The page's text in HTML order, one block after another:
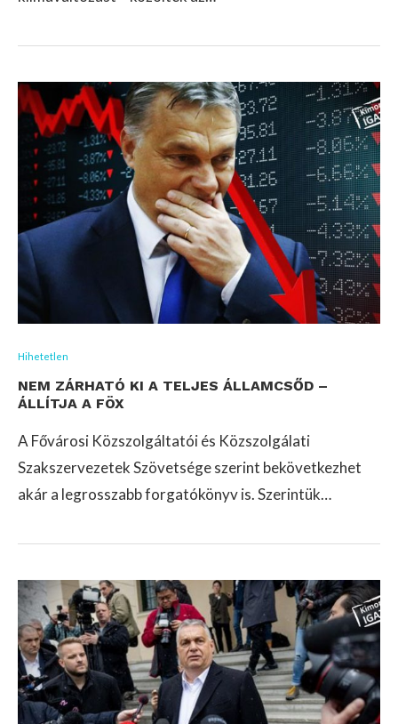
Hihetetlen
NEM ZÁRHATÓ KI A TELJES ÁLLAMCSŐD –
ÁLLÍTJA A FÖX
A Fővárosi Közszolgáltatói és Közszolgálati
Szakszervezetek Szövetsége szerint bekövetkezhet
akár a legrosszabb forgatókönyv is. Szerintük…